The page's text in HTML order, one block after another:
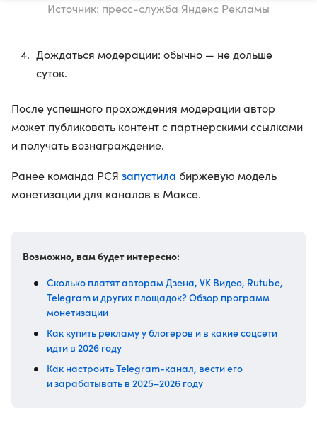
Источник: пресс-служба Яндекс Рекламы
Дождаться модерации: обычно — не дольше
суток.
После успешного прохождения модерации автор
может публиковать контент с партнерскими ссылками
и получать вознаграждение.
Ранее команда РСЯ запустила биржевую модель
монетизации для каналов в Максе.
Возможно, вам будет интересно:
Сколько платят авторам Дзена, VK Видео, Rutube,
Telegram и других площадок? Обзор программ
монетизации
Как купить рекламу у блогеров и в какие соцсети
идти в 2026 году
Как настроить Telegram-канал, вести его
и зарабатывать в 2025–2026 году